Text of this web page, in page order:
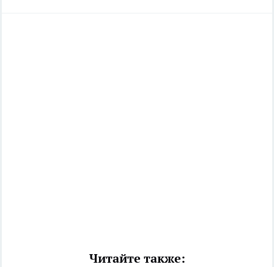
Читайте также: